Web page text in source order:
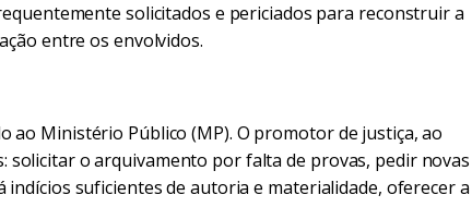
solicitados e periciados para reconstruir a
entre os envolvidos.
ao Ministério Público (MP). O promotor de justiça, ao
solicitar o arquivamento por falta de provas, pedir novas
indícios suficientes de autoria e materialidade, oferecer a